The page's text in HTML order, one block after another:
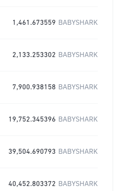
1,461.673559 BABYSHARK
2,133.253302 BABYSHARK
7,900.938158 BABYSHARK
19,752.345396 BABYSHARK
39,504.690793 BABYSHARK
40,452.803372 BABYSHARK